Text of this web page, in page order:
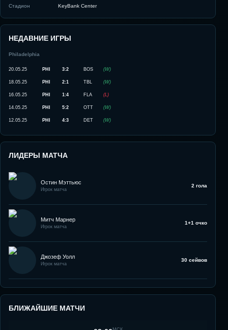
Стадион
KeyBank Center
НЕДАВНИЕ ИГРЫ
Philadelphia
20.05.25 PHI 3:2 BOS (W)
18.05.25 PHI 2:1 TBL (W)
16.05.25 PHI 1:4 FLA (L )
14.05.25 PHI 5:2 OTT (W)
12.05.25 PHI 4:3 DET (W)
ЛИДЕРЫ МАТЧА
Остин Мэттьюс
Игрок матча
2 гола
Митч Марнер
Игрок матча
1+1 очко
Джозеф Уолл
Игрок матча
30 сейвов
БЛИЖАЙШИЕ МАТЧИ